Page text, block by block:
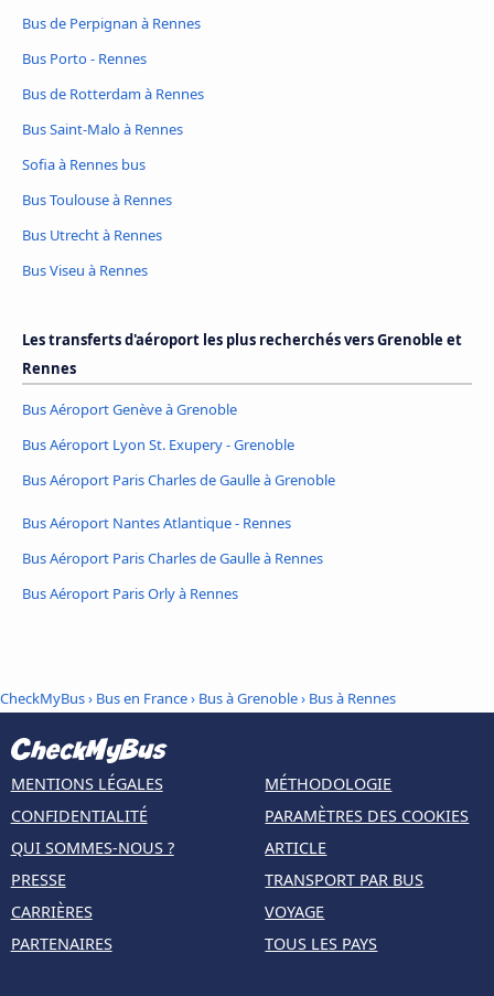
Bus de Perpignan à Rennes
Bus Porto - Rennes
Bus de Rotterdam à Rennes
Bus Saint-Malo à Rennes
Sofia à Rennes bus
Bus Toulouse à Rennes
Bus Utrecht à Rennes
Bus Viseu à Rennes
Les transferts d'aéroport les plus recherchés vers Grenoble et
Rennes
Bus Aéroport Genève à Grenoble
Bus Aéroport Lyon St. Exupery - Grenoble
Bus Aéroport Paris Charles de Gaulle à Grenoble
Bus Aéroport Nantes Atlantique - Rennes
Bus Aéroport Paris Charles de Gaulle à Rennes
Bus Aéroport Paris Orly à Rennes
CheckMyBus› Bus en France› Bus à Grenoble› Bus à Rennes
MENTIONS LÉGALES
CONFIDENTIALITÉ
QUI SOMMES-NOUS ?
PRESSE
CARRIÈRES
PARTENAIRES
MÉTHODOLOGIE
PARAMÈTRES DES COOKIES
ARTICLE
TRANSPORT PAR BUS
VOYAGE
TOUS LES PAYS